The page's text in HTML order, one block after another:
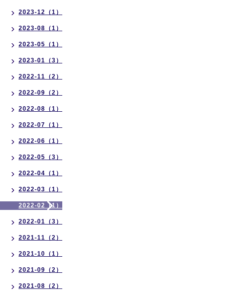
2023-12（1）
2023-08（1）
2023-05（1）
2023-01（3）
2022-11（2）
2022-09（2）
2022-08（1）
2022-07（1）
2022-06（1）
2022-05（3）
2022-04（1）
2022-03（1）
2022-02（1）
2022-01（3）
2021-11（2）
2021-10（1）
2021-09（2）
2021-08（2）